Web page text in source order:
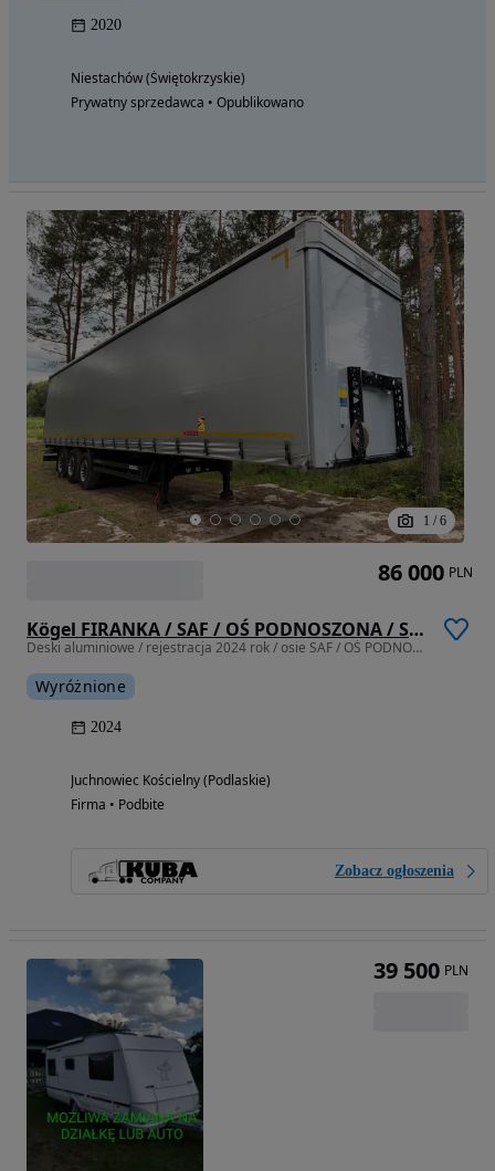
2020
Niestachów (Świętokrzyskie)
Prywatny sprzedawca • Opublikowano
1 / 6
Kögel FIRANKA / SAF / OŚ PODNOSZONA / STANDARD / 2x KOŁO ZAPASOWE / OSIE SAF INTRAX / UŻYTKOWANA OD 2024 ROKU !!
Deski aluminiowe / rejestracja 2024 rok / osie SAF / OŚ PODNOSZONA
Wyróżnione
2024
Juchnowiec Kościelny (Podlaskie)
Firma • Podbite
Zobacz ogłoszenia
86 000 PLN
39 500 PLN